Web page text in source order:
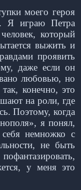
моего героя
Я играю Петра
который
выжить и
проявить
даже если он
любовью, но
конечно, это
на роли, где
Поэтому, когда
я понял,
немножко с
не быть
у меня это